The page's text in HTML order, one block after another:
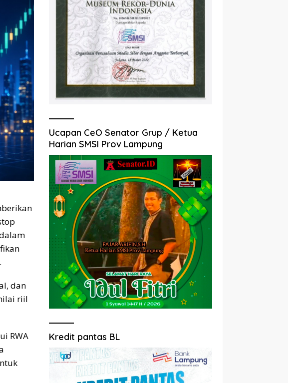
dan
riil
RWA
Ucapan CeO Senator Grup / Ketua
Harian SMSI Prov Lampung
Kredit pantas BL